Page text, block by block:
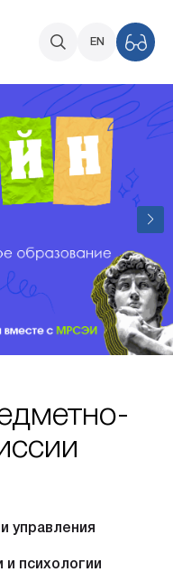
EN
каждому!
кредитованием
уже сегодня!
затратами.
управления
психологии